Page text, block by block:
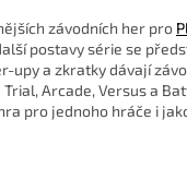
závodních her pro
postavy série se
upy a zkratky dávají
Arcade, Versus a
pro jednoho hráče i